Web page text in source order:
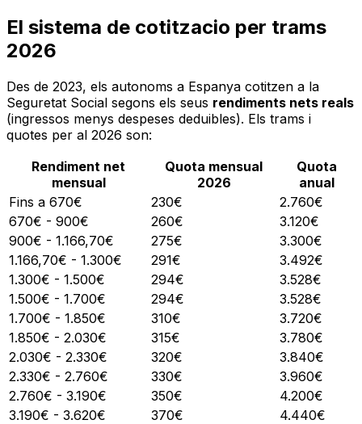
El sistema de cotitzacio per trams
2026
Des de 2023, els autonoms a Espanya cotitzen a la
Seguretat Social segons els seus rendiments nets reals
(ingressos menys despeses deduibles). Els trams i
quotes per al 2026 son:
Rendiment net
mensual
Quota mensual
2026
Quota
anual
Fins a 670€
230€
2.760€
670€ - 900€
260€
3.120€
900€ - 1.166,70€
275€
3.300€
1.166,70€ - 1.300€
291€
3.492€
1.300€ - 1.500€
294€
3.528€
1.500€ - 1.700€
294€
3.528€
1.700€ - 1.850€
310€
3.720€
1.850€ - 2.030€
315€
3.780€
2.030€ - 2.330€
320€
3.840€
2.330€ - 2.760€
330€
3.960€
2.760€ - 3.190€
350€
4.200€
3.190€ - 3.620€
370€
4.440€